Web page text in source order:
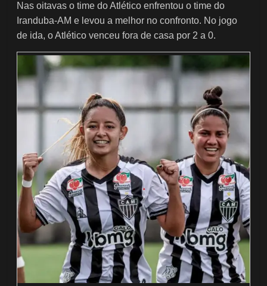
Nas oitavas o time do Atlético enfrentou o time do
Iranduba-AM e levou a melhor no confronto. No jogo
de ida, o Atlético venceu fora de casa por 2 a 0.